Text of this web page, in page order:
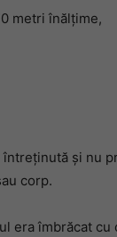
metri înălţime,
şi nu
corp.
era îmbrăcat cu